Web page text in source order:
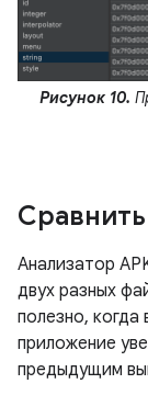
Рисунок 10.
Анализатор
двух разных
полезно, когда
приложение
предыдущим